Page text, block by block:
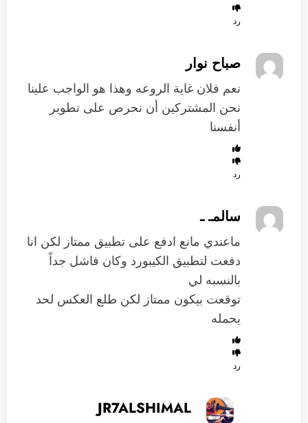
رد
صباح نوار
نعم فلان غاية الروعه وهذا هو الواجب علينا
نحن المشتركين أن نحرص على تطوير
أنفسنا
رد
سالمـ ـ
ماعندي مانع ادفع على تطبيق ممتاز لكن انا
دفعت لتطبيق الكيبورد وكان فاشل جداً
بالنسبه لي
توقعت بيكون ممتاز لكن طلع العكس لحد
يحمله
رد
JR7ALSHIMAL